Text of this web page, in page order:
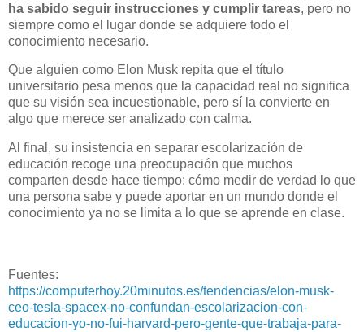
ha sabido seguir instrucciones y cumplir tareas, pero no
siempre como el lugar donde se adquiere todo el
conocimiento necesario.
Que alguien como Elon Musk repita que el título
universitario pesa menos que la capacidad real no significa
que su visión sea incuestionable, pero sí la convierte en
algo que merece ser analizado con calma.
Al final, su insistencia en separar escolarización de
educación recoge una preocupación que muchos
comparten desde hace tiempo: cómo medir de verdad lo que
una persona sabe y puede aportar en un mundo donde el
conocimiento ya no se limita a lo que se aprende en clase.
Fuentes:
https://computerhoy.20minutos.es/tendencias/elon-musk-
ceo-tesla-spacex-no-confundan-escolarizacion-con-
educacion-yo-no-fui-harvard-pero-gente-que-trabaja-para-